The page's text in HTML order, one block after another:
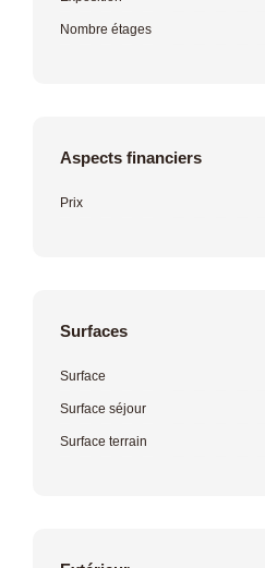
Nombre étages
Aspects financiers
Prix
Surfaces
Surface
Surface séjour
Surface terrain